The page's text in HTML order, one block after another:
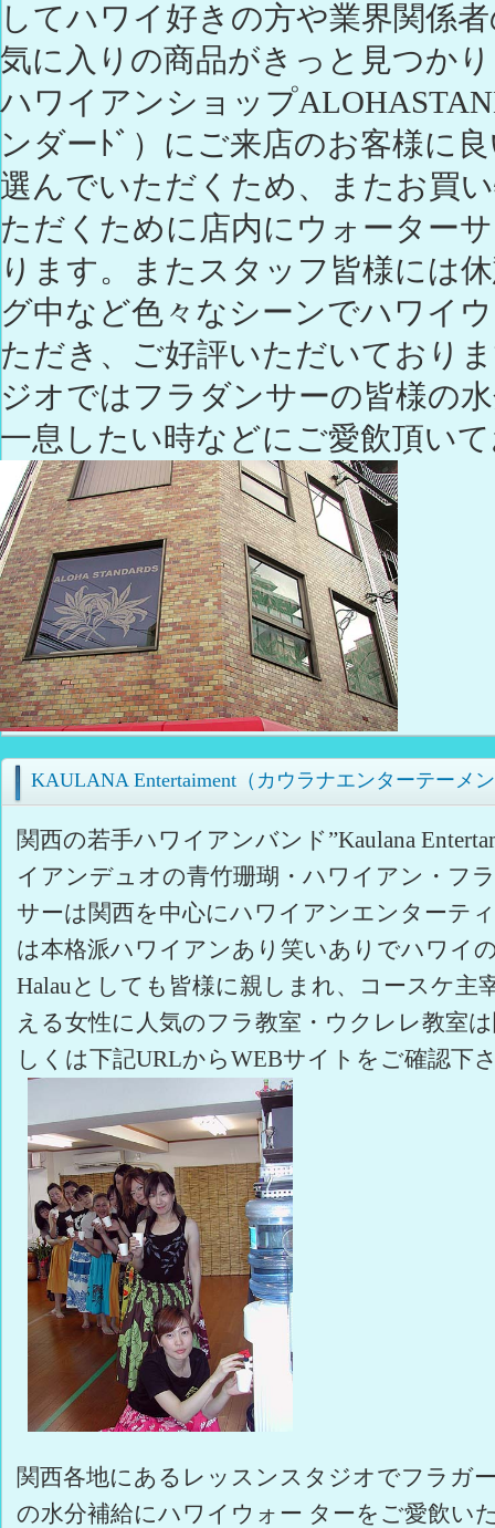
してハワイ好きの方や業界関係
気に入りの商品がきっと見つか
ハワイアンショップ
ンダーﾄﾞ）にご来店のお客様に
選んでいただくため、またお買
ただくために店内にウォーター
ります。またスタッフ皆様には
グ中など色々なシーンでハワイ
ただき、ご好評いただいており
ジオではフラダンサーの皆様の
一息したい時などにご愛飲頂い
KAULANA Entertaiment（カウラナエンターテーメ
関西の若手ハワイアンバンド”Kaulana
イアンデュオの青竹珊瑚・ハワイアン・フ
サーは関西を中心にハワイアンエンターテ
は本格派ハワイアンあり笑いありでハワイ
Halauとしても皆様に親しまれ、コースケ主
える女性に人気のフラ教室・ウクレレ教室
しくは下記URLからWEBサイトをご確認下
関西各地にあるレッスンスタジオでフラガ
の水分補給にハワイウォー ターをご愛飲い